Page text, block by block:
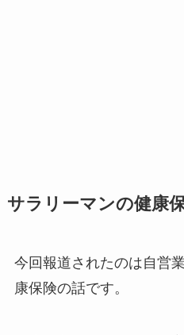
サラリーマンの健康
今回報道されたのは自営
康保険の話です。